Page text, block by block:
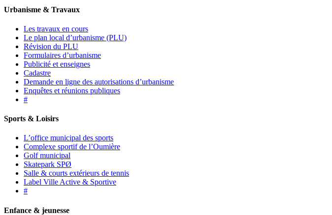
Urbanisme & Travaux
Les travaux en cours
Le plan local d’urbanisme (PLU)
Révision du PLU
Formulaires d’urbanisme
Publicité et enseignes
Cadastre
Demande en ligne des autorisations d’urbanisme
Enquêtes et réunions publiques
#
Sports & Loisirs
L’office municipal des sports
Complexe sportif de l’Oumière
Golf municipal
Skatepark SPØ
Salle & courts extérieurs de tennis
Label Ville Active & Sportive
#
Enfance & jeunesse